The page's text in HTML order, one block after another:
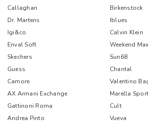
Callaghan
Birkenstock
Dr. Martens
Iblues
Igi&co
Calvin Klein
Enval Soft
Weekend
Skechers
Sun68
Guess
Chantal
Camore
Valentino
AX Armani Exchange
Marella Sport
Gattinoni Roma
Cult
Andrea Pinto
Vueva